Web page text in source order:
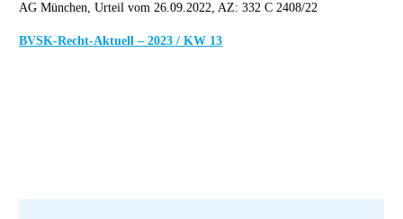
AG München, Urteil vom 26.09.2022, AZ: 332 C 2408/22
BVSK-Recht-Aktuell – 2023 / KW 13